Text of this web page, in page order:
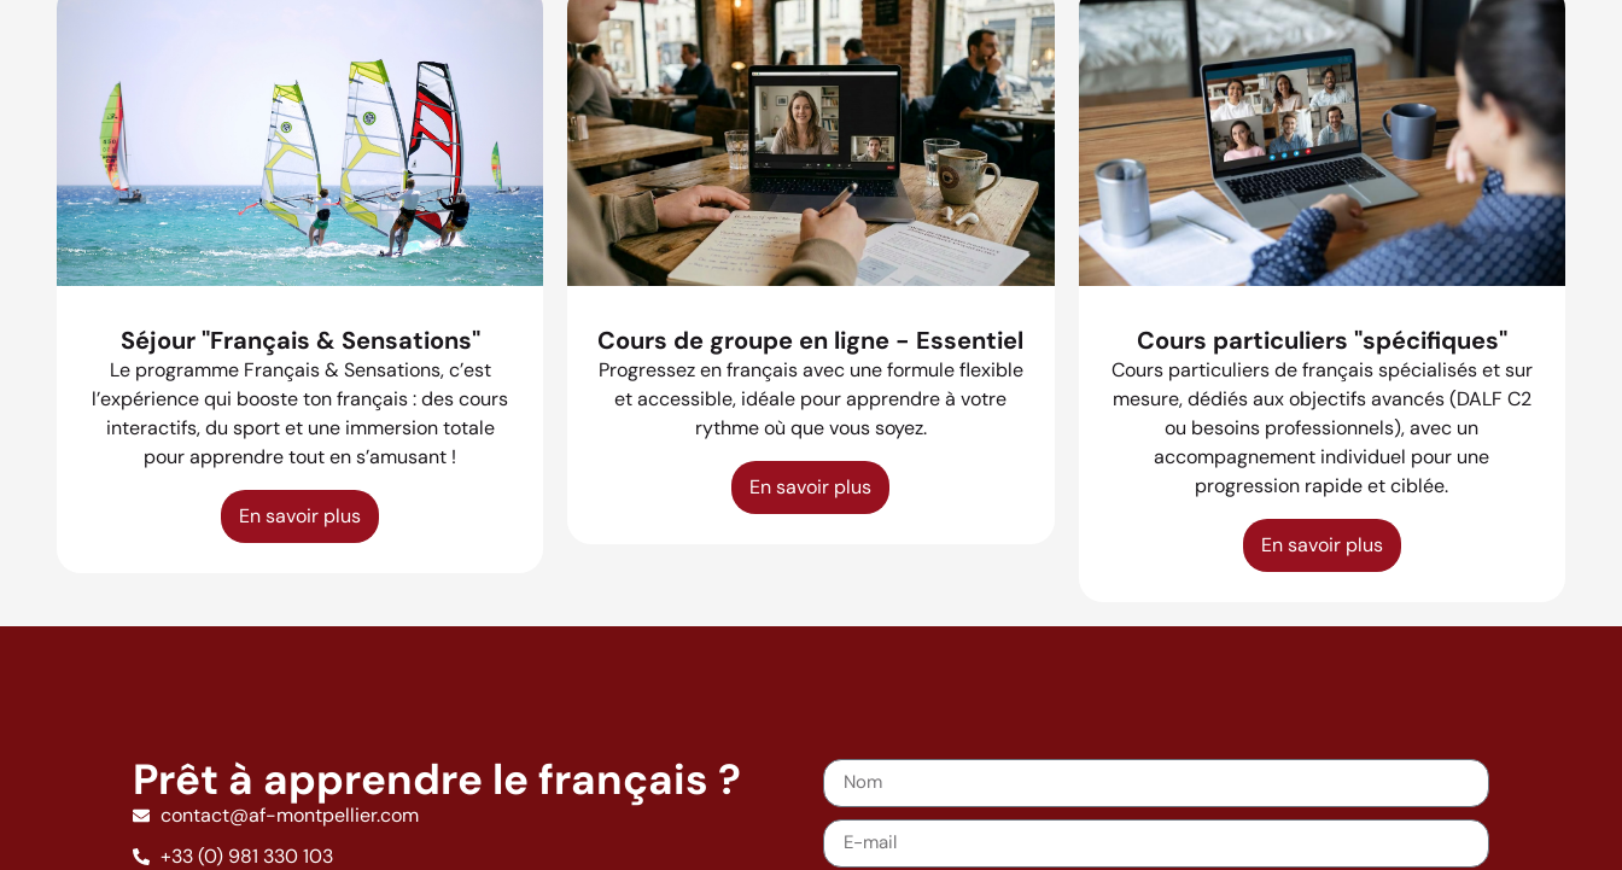
Séjour "Français & Sensations"
Le programme Français & Sensations, c’est
l’expérience qui booste ton français : des cours
interactifs, du sport et une immersion totale
pour apprendre tout en s’amusant !
En savoir plus
Cours de groupe en ligne - Essentiel
Progressez en français avec une formule flexible
et accessible, idéale pour apprendre à votre
rythme où que vous soyez.
En savoir plus
Cours particuliers "spécifiques"
Cours particuliers de français spécialisés et sur
mesure, dédiés aux objectifs avancés (DALF C2
ou besoins professionnels), avec un
accompagnement individuel pour une
progression rapide et ciblée.
En savoir plus
Prêt à apprendre le français ?
contact@af-montpellier.com
+33 (0) 981 330 103